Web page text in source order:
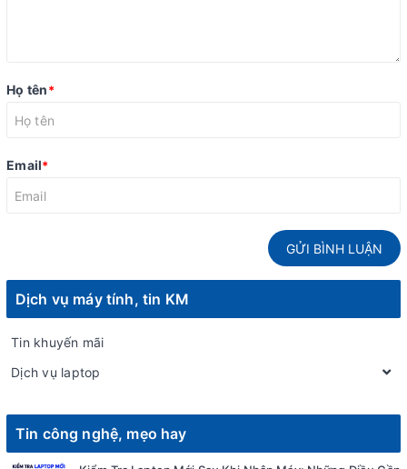
Họ tên*
Email*
GỬI BÌNH LUẬN
Dịch vụ máy tính, tin KM
Tin khuyến mãi
Dịch vụ laptop
Tin công nghệ, mẹo hay